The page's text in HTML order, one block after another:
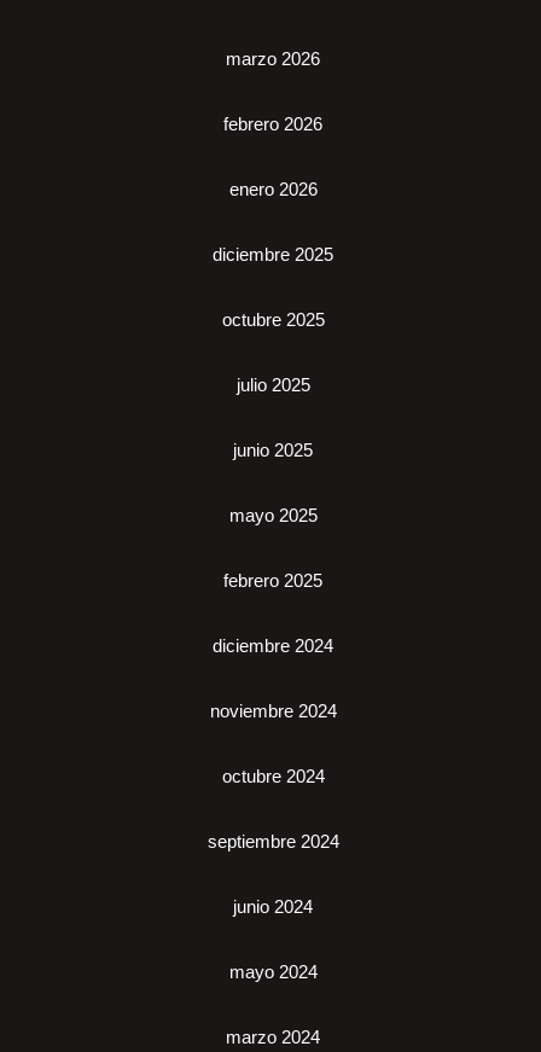
marzo 2026
febrero 2026
enero 2026
diciembre 2025
octubre 2025
julio 2025
junio 2025
mayo 2025
febrero 2025
diciembre 2024
noviembre 2024
octubre 2024
septiembre 2024
junio 2024
mayo 2024
marzo 2024